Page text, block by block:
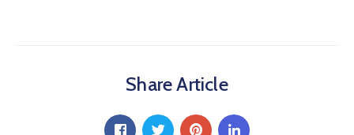
Share Article